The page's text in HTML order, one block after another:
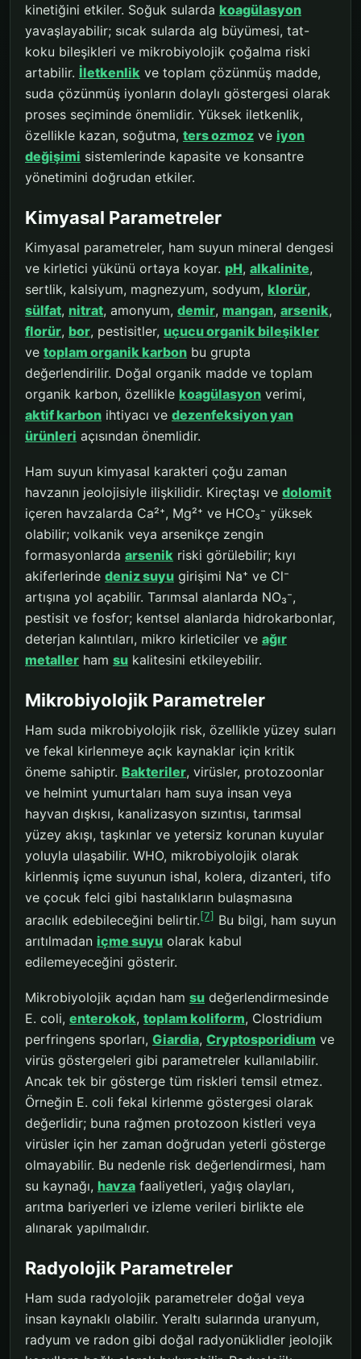
kinetiğini etkiler. Soğuk sularda koagülasyon
yavaşlayabilir; sıcak sularda alg büyümesi, tat-
koku bileşikleri ve mikrobiyolojik çoğalma riski
artabilir. İletkenlik ve toplam çözünmüş madde,
suda çözünmüş iyonların dolaylı göstergesi olarak
proses seçiminde önemlidir. Yüksek iletkenlik,
özellikle kazan, soğutma, ters ozmoz ve iyon
değişimi sistemlerinde kapasite ve konsantre
yönetimini doğrudan etkiler.
Kimyasal Parametreler
Kimyasal parametreler, ham suyun mineral dengesi
ve kirletici yükünü ortaya koyar. pH, alkalinite,
sertlik, kalsiyum, magnezyum, sodyum, klorür,
sülfat, nitrat, amonyum, demir, mangan, arsenik,
florür, bor, pestisitler, uçucu organik bileşikler
ve toplam organik karbon bu grupta
değerlendirilir. Doğal organik madde ve toplam
organik karbon, özellikle koagülasyon verimi,
aktif karbon ihtiyacı ve dezenfeksiyon yan
ürünleri açısından önemlidir.
Ham suyun kimyasal karakteri çoğu zaman
havzanın jeolojisiyle ilişkilidir. Kireçtaşı ve dolomit
içeren havzalarda Ca²⁺, Mg²⁺ ve HCO₃⁻ yüksek
olabilir; volkanik veya arsenikçe zengin
formasyonlarda arsenik riski görülebilir; kıyı
akiferlerinde deniz suyu girişimi Na⁺ ve Cl⁻
artışına yol açabilir. Tarımsal alanlarda NO₃⁻,
pestisit ve fosfor; kentsel alanlarda hidrokarbonlar,
deterjan kalıntıları, mikro kirleticiler ve ağır
metaller ham su kalitesini etkileyebilir.
Mikrobiyolojik Parametreler
Ham suda mikrobiyolojik risk, özellikle yüzey suları
ve fekal kirlenmeye açık kaynaklar için kritik
öneme sahiptir. Bakteriler, virüsler, protozoonlar
ve helmint yumurtaları ham suya insan veya
hayvan dışkısı, kanalizasyon sızıntısı, tarımsal
yüzey akışı, taşkınlar ve yetersiz korunan kuyular
yoluyla ulaşabilir. WHO, mikrobiyolojik olarak
kirlenmiş içme suyunun ishal, kolera, dizanteri, tifo
ve çocuk felci gibi hastalıkların bulaşmasına
aracılık edebileceğini belirtir.[7] Bu bilgi, ham suyun
arıtılmadan içme suyu olarak kabul
edilemeyeceğini gösterir.
Mikrobiyolojik açıdan ham su değerlendirmesinde
E. coli, enterokok, toplam koliform, Clostridium
perfringens sporları, Giardia, Cryptosporidium ve
virüs göstergeleri gibi parametreler kullanılabilir.
Ancak tek bir gösterge tüm riskleri temsil etmez.
Örneğin E. coli fekal kirlenme göstergesi olarak
değerlidir; buna rağmen protozoon kistleri veya
virüsler için her zaman doğrudan yeterli gösterge
olmayabilir. Bu nedenle risk değerlendirmesi, ham
su kaynağı, havza faaliyetleri, yağış olayları,
arıtma bariyerleri ve izleme verileri birlikte ele
alınarak yapılmalıdır.
Radyolojik Parametreler
Ham suda radyolojik parametreler doğal veya
insan kaynaklı olabilir. Yeraltı sularında uranyum,
radyum ve radon gibi doğal radyonüklidler jeolojik